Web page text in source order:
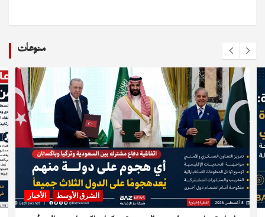
منوعات
الأخبار الشرق الأوسط